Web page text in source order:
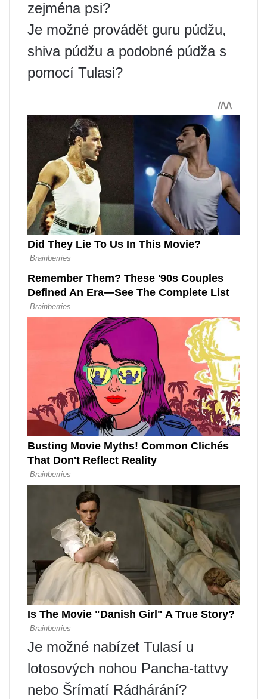
zejména psi?
Je možné provádět guru púdžu,
shiva púdžu a podobné púdža s
pomocí Tulasi?
Je možné nabízet Tulasí u
lotosových nohou Pancha-tattvy
nebo Šrímatí Rádhárání?